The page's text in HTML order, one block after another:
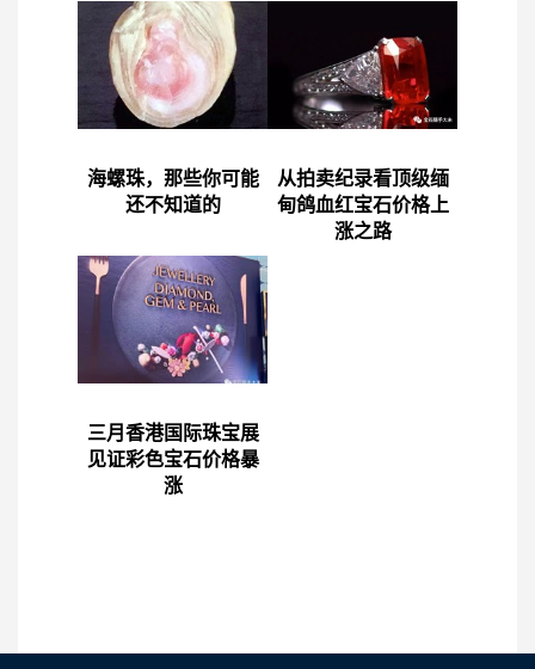
海螺珠，那些你可能
还不知道的
从拍卖纪录看顶级缅
甸鸽血红宝石价格上
涨之路
三月香港国际珠宝展
见证彩色宝石价格暴
涨